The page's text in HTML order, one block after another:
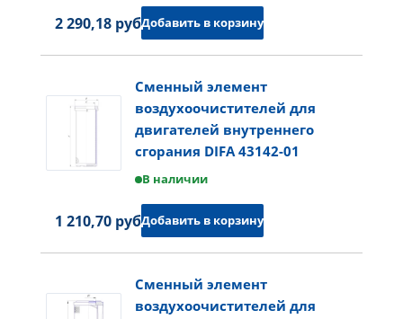
2 290,18 руб.Добавить в корзину
Сменный элемент
воздухоочистителей для
двигателей внутреннего
сгорания DIFA 43142-01
В наличии
1 210,70 руб.Добавить в корзину
Сменный элемент
воздухоочистителей для